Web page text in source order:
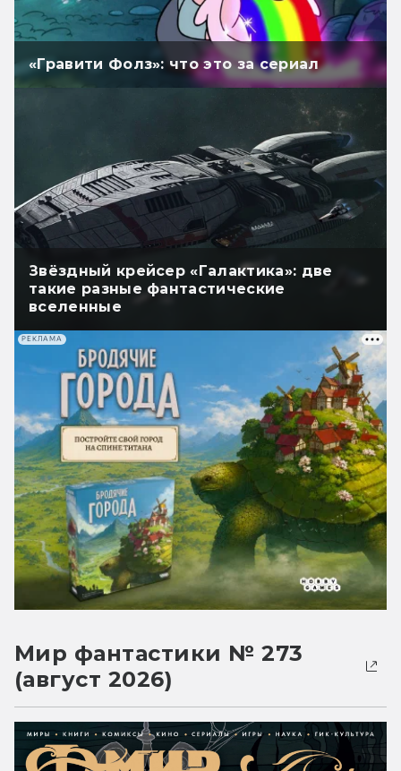
«Гравити Фолз»: что это за сериал
Звёздный крейсер «Галактика»: две
такие разные фантастические
вселенные
РЕКЛАМА
Мир фантастики № 273
(август 2026)